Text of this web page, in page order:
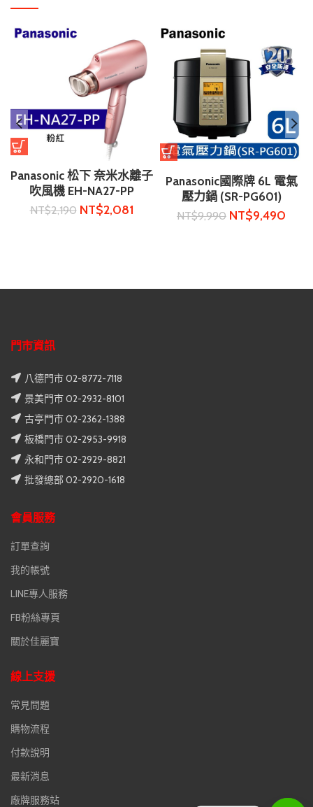
Panasonic 松下 奈米水離子
吹風機 EH-NA27-PP
NT$2,190 NT$2,081
Panasonic國際牌 6L 電氣
壓力鍋 (SR-PG601)
NT$9,990 NT$9,490
門市資訊
八德門市 02-8772-7118
景美門市 02-2932-8101
古亭門市 02-2362-1388
板橋門市 02-2953-9918
永和門市 02-2929-8821
批發總部 02-2920-1618
會員服務
訂單查詢
我的帳號
LINE專人服務
FB粉絲專頁
關於佳麗寶
線上支援
常見問題
購物流程
付款說明
最新消息
廠牌服務站